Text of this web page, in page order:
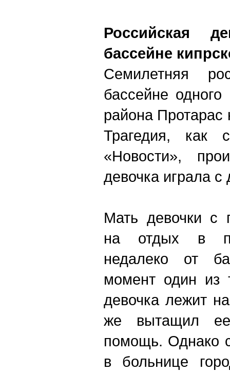
Российская
бассейне
Семилетняя
бассейне одного
района Протарас
Трагедия, как
«Новости»,
девочка играла
Мать девочки с
на отдых в
недалеко от
момент один из
девочка лежит
же вытащил
помощь. Однако
в больнице